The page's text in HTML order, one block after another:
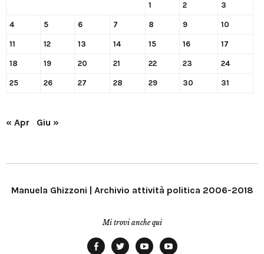
1 2 3
4 5 6 7 8 9 10
11 12 13 14 15 16 17
18 19 20 21 22 23 24
25 26 27 28 29 30 31
« Apr Giu »
Manuela Ghizzoni | Archivio attività politica 2006-2018
Mi trovi anche qui